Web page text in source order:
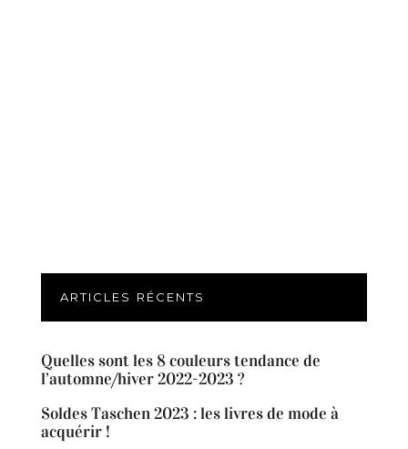
ARTICLES RÉCENTS
Quelles sont les 8 couleurs tendance de
l’automne/hiver 2022-2023 ?
Soldes Taschen 2023 : les livres de mode à
acquérir !